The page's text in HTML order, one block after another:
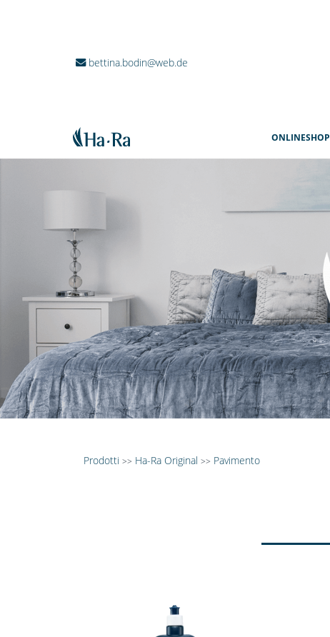
bettina.bodin@web.de
ONLINESHOP
Prodotti >> Ha-Ra Original >> Pavimento